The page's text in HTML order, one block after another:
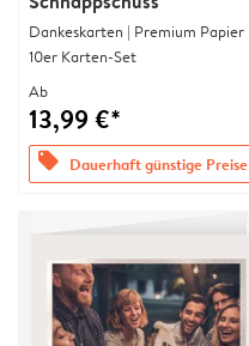
Dankeskarten | Premium Papier
10er Karten-Set
Ab
13,99 €*
offers Dauerhaft günstige Preise